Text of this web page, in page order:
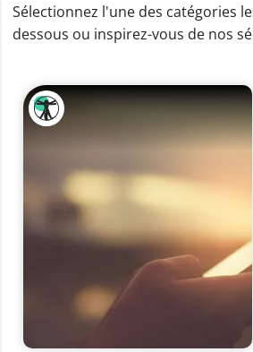
Sélectionnez l'une des catégories
dessous ou inspirez-vous de nos